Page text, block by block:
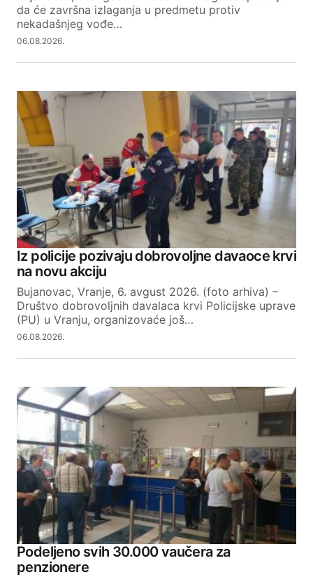
da će završna izlaganja u predmetu protiv
nekadašnjeg vođe…
06.08.2026.
Iz policije pozivaju dobrovoljne davaoce krvi
na novu akciju
Bujanovac, Vranje, 6. avgust 2026. (foto arhiva) –
Društvo dobrovoljnih davalaca krvi Policijske uprave
(PU) u Vranju, organizovaće još…
06.08.2026.
Podeljeno svih 30.000 vaučera za
penzionere